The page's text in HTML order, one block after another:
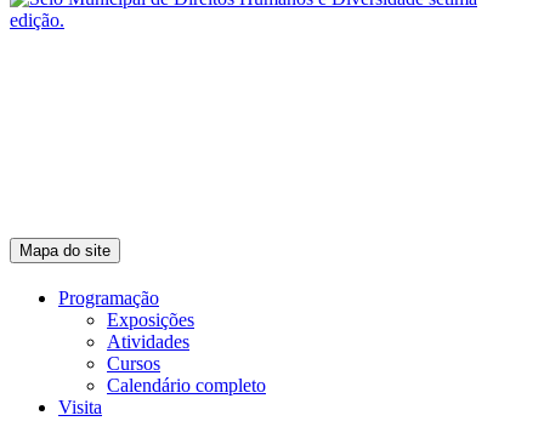
Mapa do site
Programação
Exposições
Atividades
Cursos
Calendário completo
Visita